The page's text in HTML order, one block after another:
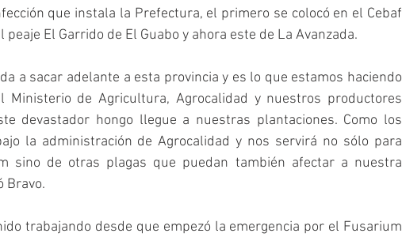
que instala la Prefectura, el primero se colocó en el Cebaf
El Garrido de El Guabo y ahora este de La Avanzada.
a sacar adelante a esta provincia y es lo que estamos haciendo
Ministerio de Agricultura, Agrocalidad y nuestros productores
devastador hongo llegue a nuestras plantaciones. Como los
la administración de Agrocalidad y nos servirá no sólo para
sino de otras plagas que puedan también afectar a nuestra
Bravo.
trabajando desde que empezó la emergencia por el Fusarium